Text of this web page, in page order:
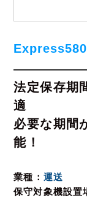
法定保存期
適
必要な期間
能！
業種
運送
保守対象機設置